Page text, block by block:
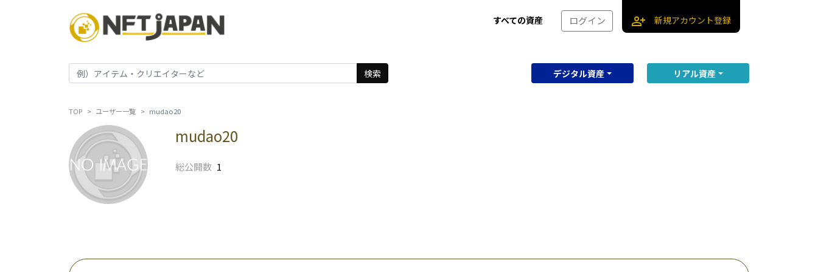
すべての資産 ログイン person_add 新規アカウント登録
検索 デジタル資産 リアル資産
TOP ユーザー一覧 mudao20
mudao20
総公開数 1